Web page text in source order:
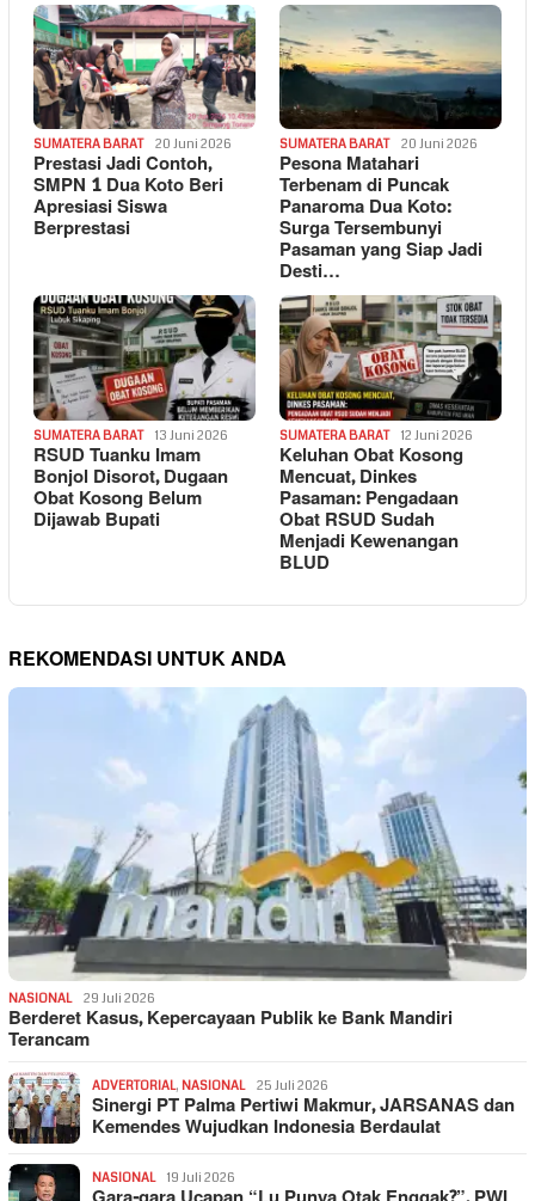
SUMATERA BARAT 20 Juni 2026
Prestasi Jadi Contoh,
SMPN 1 Dua Koto Beri
Apresiasi Siswa
Berprestasi
SUMATERA BARAT 20 Juni 2026
Pesona Matahari
Terbenam di Puncak
Panaroma Dua Koto:
Surga Tersembunyi
Pasaman yang Siap Jadi
Desti…
SUMATERA BARAT 13 Juni 2026
RSUD Tuanku Imam
Bonjol Disorot, Dugaan
Obat Kosong Belum
Dijawab Bupati
SUMATERA BARAT 12 Juni 2026
Keluhan Obat Kosong
Mencuat, Dinkes
Pasaman: Pengadaan
Obat RSUD Sudah
Menjadi Kewenangan
BLUD
REKOMENDASI UNTUK ANDA
NASIONAL 29 Juli 2026
Berderet Kasus, Kepercayaan Publik ke Bank Mandiri
Terancam
ADVERTORIAL, NASIONAL 25 Juli 2026
Sinergi PT Palma Pertiwi Makmur, JARSANAS dan
Kemendes Wujudkan Indonesia Berdaulat
NASIONAL 19 Juli 2026